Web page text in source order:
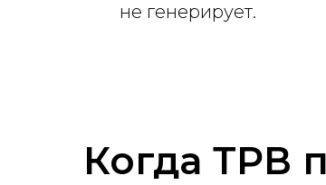
не генерирует.
Когда ТРВ